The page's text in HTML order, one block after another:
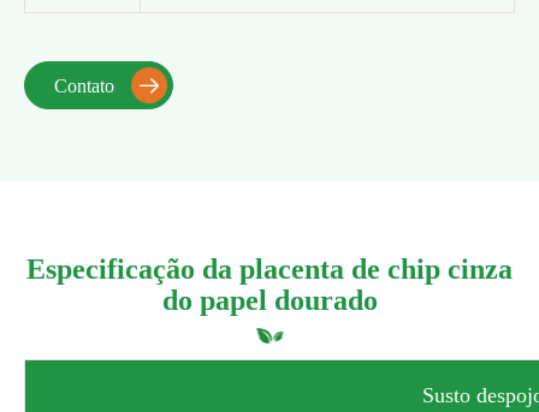
Contato 
Especificação da placenta de chip cinza
do papel dourado
Susto